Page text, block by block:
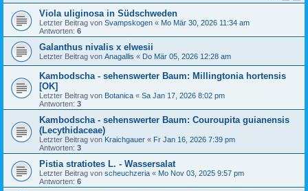
Viola uliginosa in Südschweden
Letzter Beitrag von Svampskogen « Mo Mär 30, 2026 11:34 am
Antworten: 6
Galanthus nivalis x elwesii
Letzter Beitrag von Anagallis « Do Mär 05, 2026 12:28 am
Kambodscha - sehenswerter Baum: Millingtonia hortensis
[OK]
Letzter Beitrag von Botanica « Sa Jan 17, 2026 8:02 pm
Antworten: 3
Kambodscha - sehenswerter Baum: Couroupita guianensis
(Lecythidaceae)
Letzter Beitrag von Kraichgauer « Fr Jan 16, 2026 7:39 pm
Antworten: 3
Pistia stratiotes L. - Wassersalat
Letzter Beitrag von scheuchzeria « Mo Nov 03, 2025 9:57 pm
Antworten: 6